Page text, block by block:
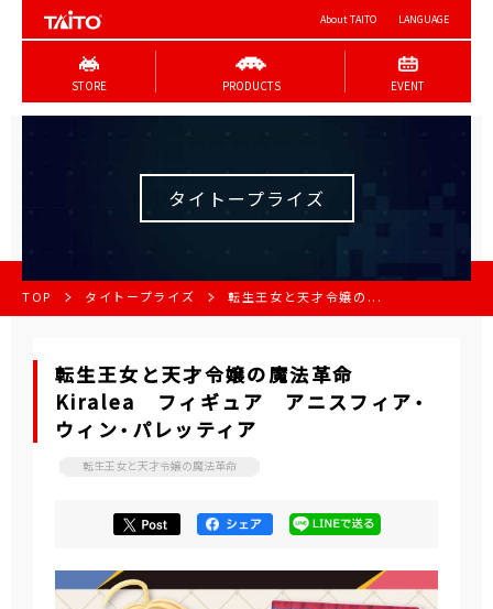
About TAITO LANGUAGE
STORE PRODUCTS EVENT
タイトープライズ
TOP タイトープライズ 転生王女と天才令嬢の...
転生王女と天才令嬢の魔法革命
Kiralea フィギュア アニスフィア・
ウィン・パレッティア
転生王女と天才令嬢の魔法革命